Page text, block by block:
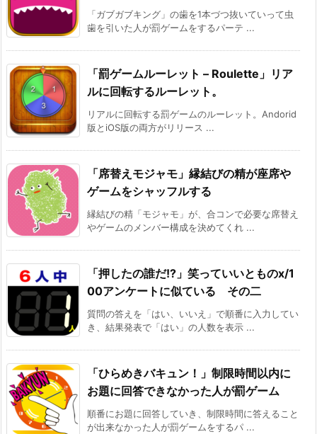
「ガブガブキング」の歯を1本づつ抜いていって虫
歯を引いた人が罰ゲームをするパーテ ...
「罰ゲームルーレット – Roulette」リア
ルに回転するルーレット。
リアルに回転する罰ゲームのルーレット。Andorid
版とiOS版の両方がリリース ...
「席替えモジャモ」縁結びの精が座席や
ゲームをシャッフルする
縁結びの精「モジャモ」が、合コンで必要な席替え
やゲームのメンバー構成を決めてくれ ...
「押したの誰だ!?」笑っていいとものx/1
00アンケートに似ている その二
質問の答えを「はい、いいえ」で順番に入力してい
き、結果発表で「はい」の人数を表示 ...
「ひらめきバキュン！」制限時間以内に
お題に回答できなかった人が罰ゲーム
順番にお題に回答していき、制限時間に答えること
が出来なかった人が罰ゲームをするパ ...